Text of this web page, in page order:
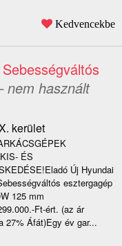
Kedvencekbe
nem használt
kerület
ÉS
Új Hyundai
esztergagép
125 mm
Ft-ért. (az ár
27% Áfát)Egy év gar...